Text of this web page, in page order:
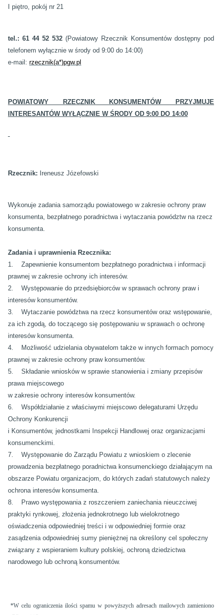
I piętro, pokój nr 21
tel.: 61 44 52 532 (Powiatowy Rzecznik Konsumentów dostępny pod
telefonem wyłącznie w środy od 9:00 do 14:00)
e-mail: rzecznik(a*)pgw.pl
POWIATOWY RZECZNIK KONSUMENTÓW PRZYJMUJE
INTERESANTÓW WYŁĄCZNIE W ŚRODY OD 9:00 DO 14:00
Rzecznik: Ireneusz Józefowski
Wykonuje zadania samorządu powiatowego w zakresie ochrony praw
konsumenta, bezpłatnego poradnictwa i wytaczania powództw na rzecz
konsumenta.
Zadania i uprawnienia Rzecznika:
1. Zapewnienie konsumentom bezpłatnego poradnictwa i informacji
prawnej w zakresie ochrony ich interesów.
2. Występowanie do przedsiębiorców w sprawach ochrony praw i
interesów konsumentów.
3. Wytaczanie powództwa na rzecz konsumentów oraz wstępowanie,
za ich zgodą, do toczącego się postępowaniu w sprawach o ochronę
interesów konsumenta.
4. Możliwość udzielania obywatelom także w innych formach pomocy
prawnej w zakresie ochrony praw konsumentów.
5. Składanie wniosków w sprawie stanowienia i zmiany przepisów
prawa miejscowego
w zakresie ochrony interesów konsumentów.
6. Współdziałanie z właściwymi miejscowo delegaturami Urzędu
Ochrony Konkurencji
i Konsumentów, jednostkami Inspekcji Handlowej oraz organizacjami
konsumenckimi.
7. Występowanie do Zarządu Powiatu z wnioskiem o zlecenie
prowadzenia bezpłatnego poradnictwa konsumenckiego działającym na
obszarze Powiatu organizacjom, do których zadań statutowych należy
ochrona interesów konsumenta.
8. Prawo występowania z roszczeniem zaniechania nieuczciwej
praktyki rynkowej, złożenia jednokrotnego lub wielokrotnego
oświadczenia odpowiedniej treści i w odpowiedniej formie oraz
zasądzenia odpowiedniej sumy pieniężnej na określony cel społeczny
związany z wspieraniem kultury polskiej, ochroną dziedzictwa
narodowego lub ochroną konsumentów.
*W celu ograniczenia ilości spamu w powyższych adresach mailowych zamieniono